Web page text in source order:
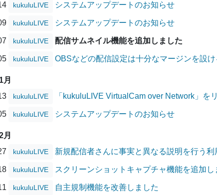
kukuluLIVE システムアップデートのお知らせ
kukuluLIVE システムアップデートのお知らせ
kukuluLIVE 配信サムネイル機能を追加しました
kukuluLIVE OBSなどの配信設定は十分なマージンを設
月
kukuluLIVE 「kukuluLIVE VirtualCam over Network」を
kukuluLIVE システムアップデートのお知らせ
月
kukuluLIVE 新規配信者さんに事実と異なる説明を行う利
kukuluLIVE スクリーンショットキャプチャ機能を追加し
kukuluLIVE 自主規制機能を改善しました